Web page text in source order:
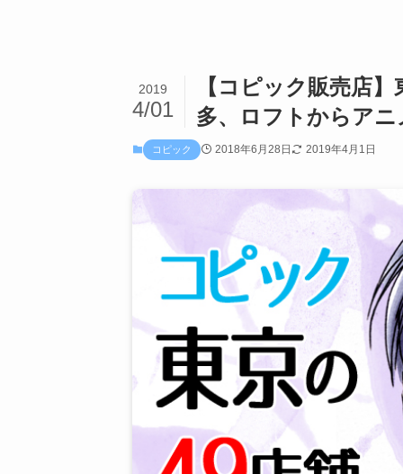
【コピック販売店
多、ロフトからア
2019
4/01
コピック 2018年6月28日 2019年4月1日